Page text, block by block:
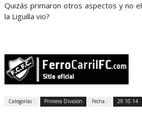
Quizás primaron otros aspectos y no
la Liguilla vio?
Categorías : Primera División Fecha : 29.10.14